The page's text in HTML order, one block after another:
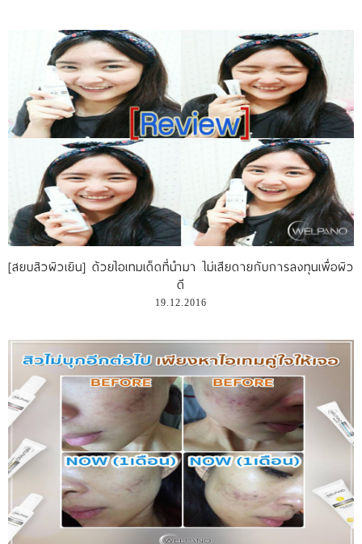
[สยบสิวผิวเยิน] ด้วยไอเทมเด็ดที่นำมา ไม่เสียดายกับการลงทุนเพื่อผิว
ดี
19.12.2016